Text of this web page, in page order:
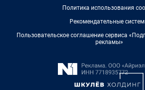
Политика использования
Рекомендательные
Пользовательское соглашение сервиса
рекламы»